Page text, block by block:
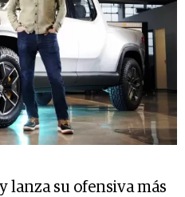
lanza su ofensiva más